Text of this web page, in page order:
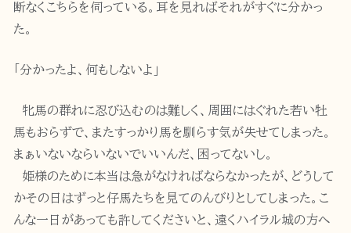
断なくこちらを伺っている。耳を見ればそれがすぐに分かっ
た。
「分かったよ、何もしないよ」
牝馬の群れに忍び込むのは難しく、周囲にはぐれた若い牡
馬もおらずで、またすっかり馬を馴らす気が失せてしまった。
まぁいないならいないでいいんだ、困ってないし。
姫様のために本当は急がなければならなかったが、どうして
かその日はずっと仔馬たちを見てのんびりとしてしまった。こ
んな一日があっても許してくださいと、遠くハイラル城の方へ